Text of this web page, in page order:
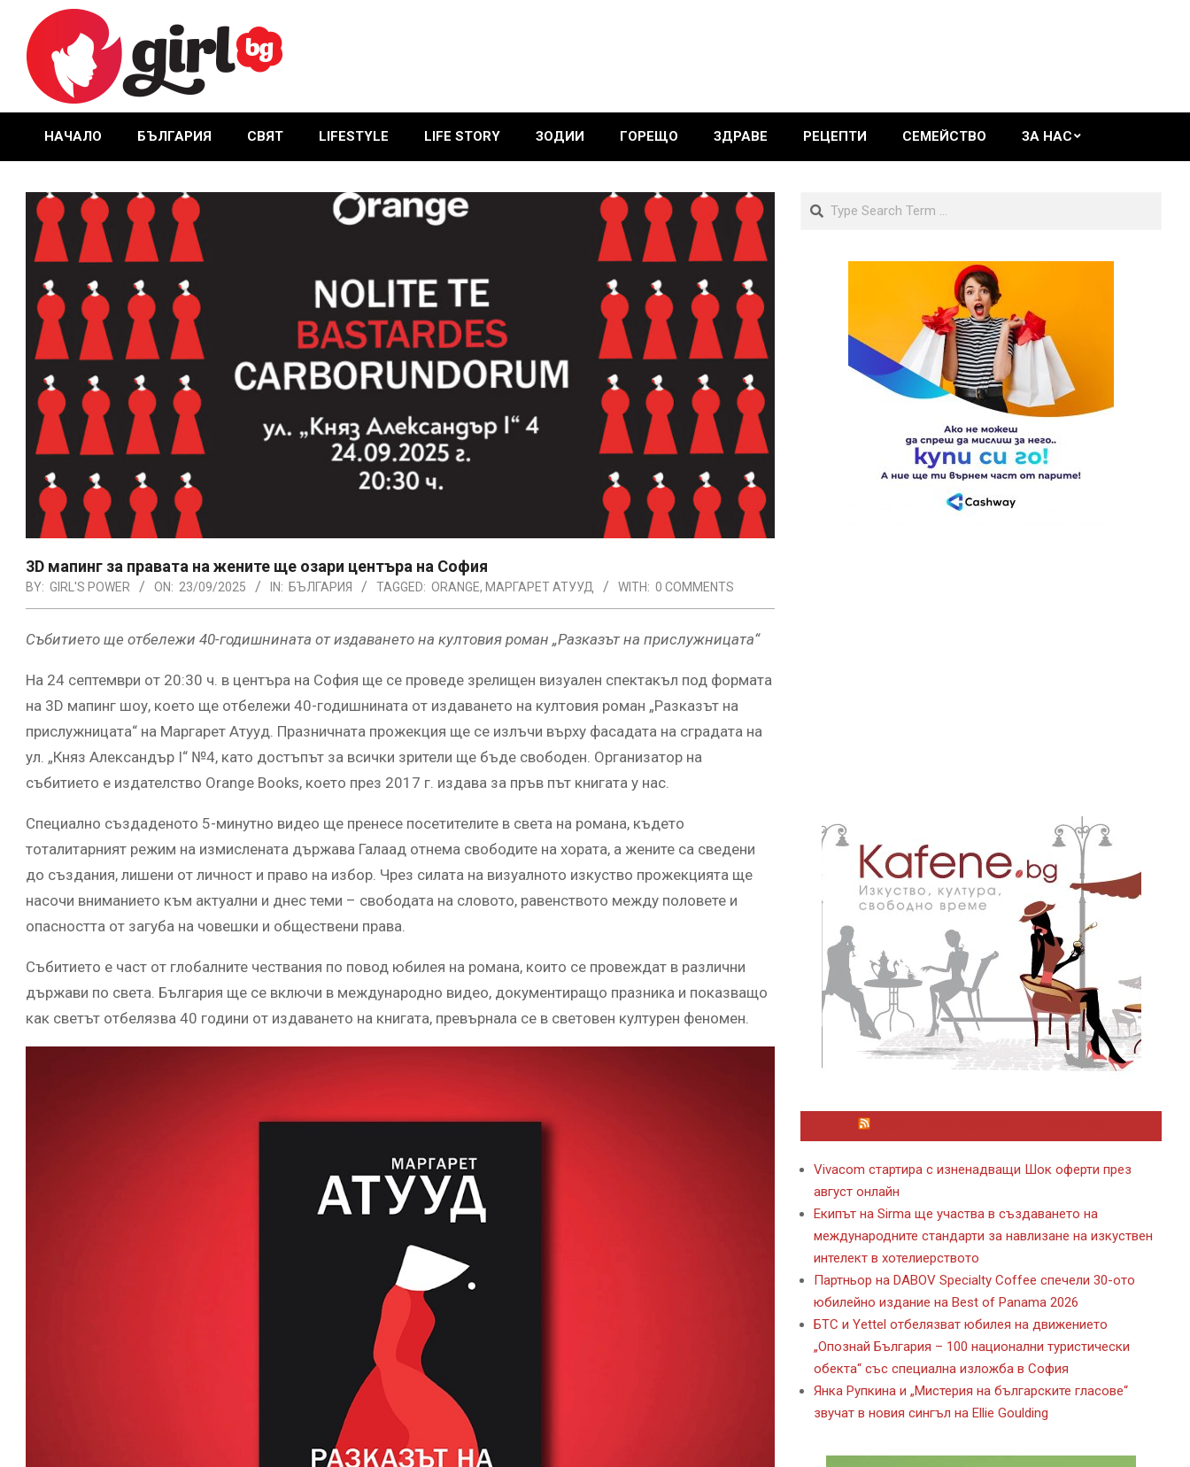
content
GIRL.BG
Primary
Menu
НАЧАЛО БЪЛГАРИЯ СВЯТ LIFESTYLE LIFE STORY ЗОДИИ ГОРЕЩО ЗДРАВЕ РЕЦЕПТИ СЕМЕЙСТВО ЗА НАС
3D мапинг за правата на жените ще озари центъра на София
BY: GIRL'S POWER ON: 23/09/2025 IN: БЪЛГАРИЯ TAGGED: ORANGE, МАРГАРЕТ АТУУД WITH: 0 COMMENTS
Събитието ще отбележи 40-годишнината от издаването на култовия роман „Разказът на прислужницата“
На 24 септември от 20:30 ч. в центъра на София ще се проведе зрелищен визуален спектакъл под формата
на 3D мапинг шоу, което ще отбележи 40-годишнината от издаването на култовия роман „Разказът на
прислужницата“ на Маргарет Атууд. Празничната прожекция ще се излъчи върху фасадата на сградата на
ул. „Княз Александър I“ №4, като достъпът за всички зрители ще бъде свободен. Организатор на
събитието е издателство Orange Books, което през 2017 г. издава за пръв път книгата у нас.
Специално създаденото 5-минутно видео ще пренесе посетителите в света на романа, където
тоталитарният режим на измислената държава Галаад отнема свободите на хората, а жените са сведени
до създания, лишени от личност и право на избор. Чрез силата на визуалното изкуство прожекцията ще
насочи вниманието към актуални и днес теми – свободата на словото, равенството между половете и
опасността от загуба на човешки и обществени права.
Събитието е част от глобалните чествания по повод юбилея на романа, които се провеждат в различни
държави по света. България ще се включи в международно видео, документиращо празника и показващо
как светът отбелязва 40 години от издаването на книгата, превърнала се в световен културен феномен.
Search
Vivacom стартира с изненадващи Шок оферти през
август онлайн
Екипът на Sirma ще участва в създаването на
международните стандарти за навлизане на изкуствен
интелект в хотелиерството
Партньор на DABOV Specialty Coffee спечели 30-ото
юбилейно издание на Best of Panama 2026
БТС и Yettel отбелязват юбилея на движението
„Опознай България – 100 национални туристически
обекта“ със специална изложба в София
Янка Рупкина и „Мистерия на българските гласове“
звучат в новия сингъл на Ellie Goulding